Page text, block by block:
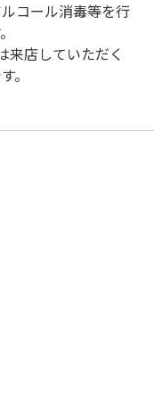
コール消毒等を行
来店していただく
。